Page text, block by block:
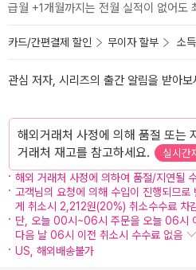
급월 +1개월까지는 전월 실적이 없어도
카드/간편결제 할인 무이자 할부 소
관심 저자, 시리즈의 출간 알림을 받아보
해외거래처 사정에 의해 품절 또는
거래처 재고를 참고하세요.
실시간
해외 거래처 사정에 의하여 품절/지연될
고객님의 요청에 의해 수입이 진행되므
게 취소시 2,212원(20%) 취소수수료 차
단, 오늘 00시~06시 주문을 오늘 06시
다음 날 06시 이전 취소시 수수료 없음
US, 해외배송불가